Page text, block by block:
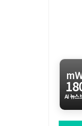
AI 뉴스